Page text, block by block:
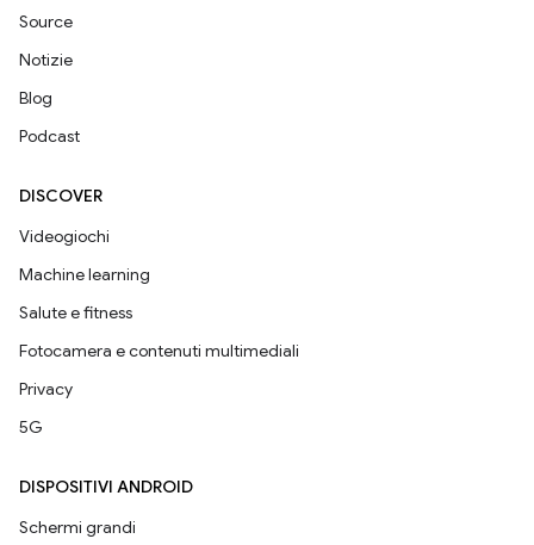
Source
Notizie
Blog
Podcast
DISCOVER
Videogiochi
Machine learning
Salute e fitness
Fotocamera e contenuti multimediali
Privacy
5G
DISPOSITIVI ANDROID
Schermi grandi